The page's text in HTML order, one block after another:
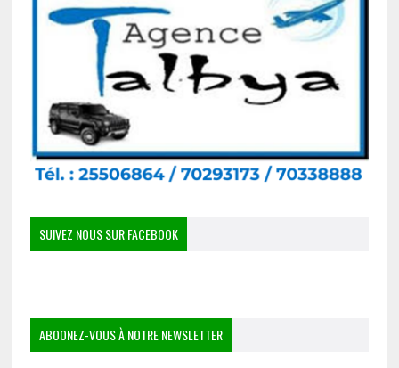
SUIVEZ NOUS SUR FACEBOOK
ABOONEZ-VOUS À NOTRE NEWSLETTER